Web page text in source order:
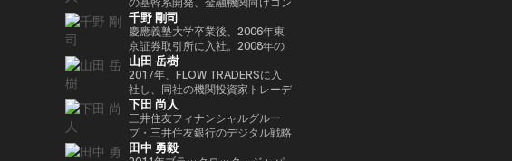
年にはOutblazeのメッセージン
グ事業をIBMに売却し、その後
Outblazeを、デジタルエンター
テインメント分野のサービスや製
品を開発するプロジェクトや企業
を育成するインキュベーターへと
転換しました。そのインキュベー
ト企業のひとつが、2014年に設
立されたAnimoca Brandsです。
2017年には、従来の教育システ
ン ホリエモンの未来予測大全』
など
門であるKinexysに所属し、JPM
CoinやTokenized Depositsなど
のプロダクト推進を担当していま
した。
コインを売却し、底値でより多く
を買い戻すという投資仮説を掲げ
ている。 ターピンは35年以上に
わたり連続起業家および投資家と
して活躍してきた、極めて経験豊
富なエグゼクティブであり、数多
くの成功したイグジットを実現し
てきた。その実績を背景に、プエ
ルトリコを拠点とするファミリー
オフィス Transform Capital を
『ビットコインとブロックチェー
ン：暗号通貨を支える技術』
（NTT出版）、『マスタリン
グ・イーサリアム ―スマートコ
ントラクトとDAppの構築』（オ
ライリージャパン）など。共著に
『Web3の未解決問題』（日経
BP）、『Web3・暗号資産 13
人の未来予測』（朝日新聞出
版）。
業開発の責任者を担う。MUIP参
画以前は独立系VCのGlobal
Brainにて、国内外スタートアッ
プ投資やCVCの運営に従事。そ
れ以前はソニーにて、技術投資や
JV設立等の新規事業プロジェク
トのファイナンス、またリテール
エナジー事業のカテゴリー責任者
として、海外事業を運営。
サル業務に従事。 Microsoftを経
てMUFGのイノベーション事業に
参画しDXプロジェクトをリー
ド。 auフィナンシャルホールデ
ィングスにて執行役員チーフデジ
タルオフィサー兼IT統括部長、
Microsoftで業務執行役員 金融イ
ノベーション本部長を務めた後、
現職。 一般社団法人
FINOVATORS設立。2021年より
千野 剛司
慶應義塾大学卒業後、2006年東
京証券取引所に入社。2008年の
金融危機以降、債務不履行管理プ
ロセスの改良プロジェクトに参画
し、日本証券クリアリング機構に
てOTCデリバティブ（クレジッ
ト・デフォルト・スワップおよび
金利スワップ）の清算プロジェク
トを主導するとともに、日本取引
山田 岳樹
2017年、FLOW TRADERSに入
社し、同社の機関投資家トレーデ
ィング部門にて、シンガポールお
よび香港支社を拠点にアジアの機
関投資家とのブロック取引を担
当。ETFを中心に外国債券や暗号
下田 尚人
三井住友フィナンシャルグルー
プ・三井住友銀行のデジタル戦略
部 部長。デジタルアセットに関
田中 勇毅